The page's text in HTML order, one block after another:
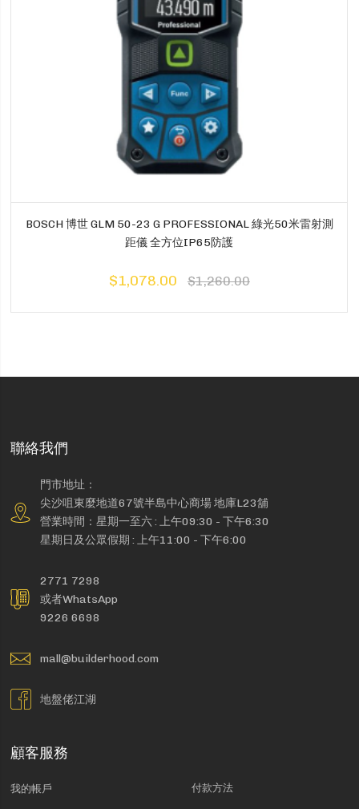
BOSCH 博世 GLM 50-23 G PROFESSIONAL 綠光50米雷射測
距儀 全方位IP65防護
$1,078.00 $1,260.00
聯絡我們
門市地址：
尖沙咀東麼地道67號半島中心商場 地庫L23舖
營業時間：星期一至六 : 上午09:30 - 下午6:30
星期日及公眾假期 : 上午11:00 - 下午6:00
2771 7298
或者WhatsApp
9226 6698
mall@builderhood.com
地盤佬江湖
顧客服務
我的帳戶 付款方法